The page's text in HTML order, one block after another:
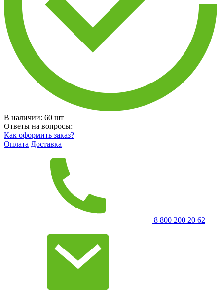
В наличии: 60 шт
Ответы на вопросы:
Как оформить заказ?
Оплата Доставка
8 800 200 20 62